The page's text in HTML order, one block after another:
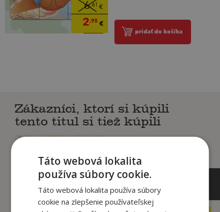
6,61 €
2,95€
pridať do košíka
Zákazníci, ktorí si kúpili
tento titul si tiež kúpili
Táto webová lokalita
používa súbory cookie.
Táto webová lokalita používa súbory
cookie na zlepšenie používateľskej